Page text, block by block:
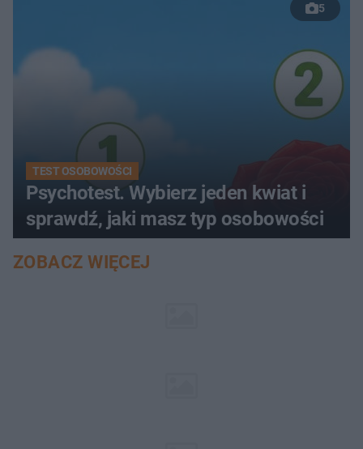
5
TEST OSOBOWOŚCI
Psychotest. Wybierz jeden kwiat i
sprawdź, jaki masz typ osobowości
ZOBACZ WIĘCEJ